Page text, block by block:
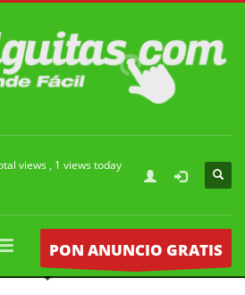
views , 1 views today
PON ANUNCIO GRATIS